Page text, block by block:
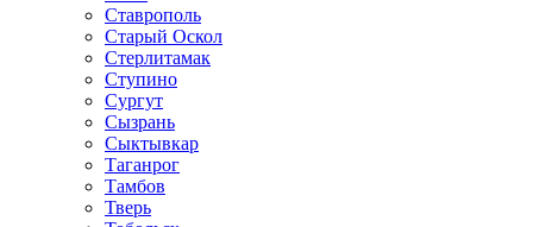
Ставрополь
Старый Оскол
Стерлитамак
Ступино
Сургут
Сызрань
Сыктывкар
Таганрог
Тамбов
Тверь